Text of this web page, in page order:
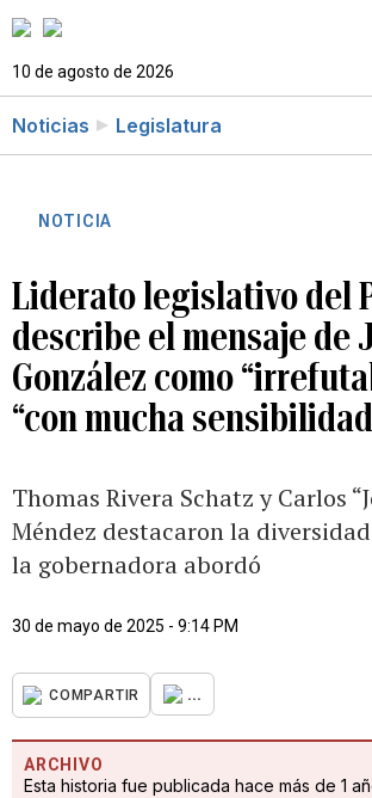
10 de agosto de 2026
Noticias Legislatura
NOTICIA
Liderato legislativo del
describe el mensaje de
González como
“con mucha
Thomas Rivera Schatz y Carlos
Méndez destacaron la
la gobernadora abordó
30 de mayo de 2025 - 9:14 PM
COMPARTIR ...
ARCHIVO
Esta historia fue publicada hace más de 1